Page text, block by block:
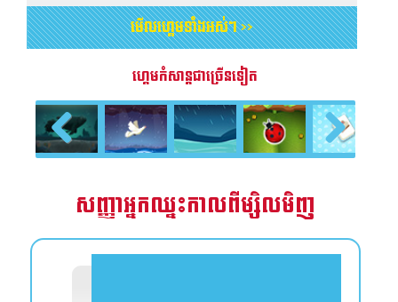
មើលហ្គេមទាំងអស់។ >>
ហ្គេមកំសាន្តជាច្រើនទៀត
Previous Next
សញ្ញាអ្នកឈ្នះកាលពីម្សិលមិញ